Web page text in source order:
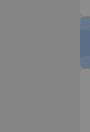
xe của Sapa Express là
an toàn và thân thiện
đón trả khách tại các